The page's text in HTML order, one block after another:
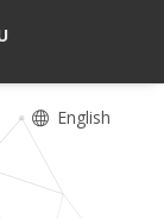
English